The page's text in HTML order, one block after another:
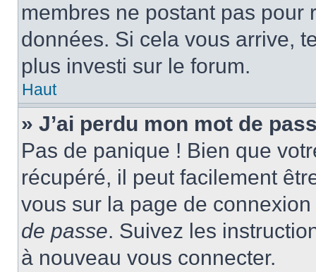
membres ne postant pas
données. Si cela vous arrive,
plus investi sur le forum.
Haut
» J’ai perdu mon mot de
Pas de panique ! Bien que
récupéré, il peut facilement
vous sur la page de
de passe. Suivez les
à nouveau vous connecter.